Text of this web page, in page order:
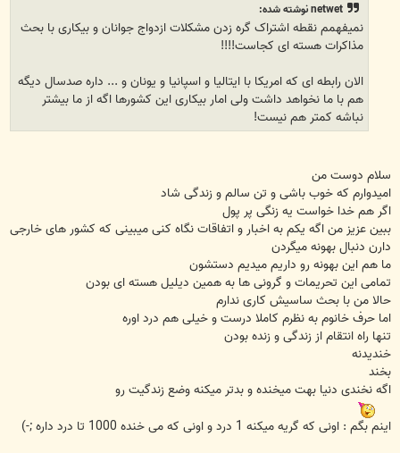
netwet نوشته شده:
نمیفهمم نقطه اشتراک گره زدن مشکلات ازدواج جوانان و بیکاری با بحث
مذاکرات هسته ای کجاست!!!!
الان رابطه ای که امریکا با ایتالیا و اسپانیا و یونان و ... داره صدسال دیگه
هم با ما نخواهد داشت ولی امار بیکاری این کشورها اگه از ما بیشتر
نباشه کمتر هم نیست!
سلام دوست من
امیدوارم که خوب باشی و تن سالم و زندگی شاد
اگر هم خدا خواست یه زنگی پر پول
ببین عزیز من اگه یکم به اخبار و اتفاقات نگاه کنی میبینی که کشور های خارجی
دارن دنبال بهونه میگردن
ما هم این بهونه رو داریم میدیم دستشون
تمامی این تحریمات و گرونی ها به همین دیلیل هسته ای بودن
حالا من با بحث ساسیش کاری ندارم
اما حرف خانوم به نظرم کاملا درست و خیلی هم درد اوره
تنها راه انتقام از زندگی و زنده بودن
خندیدنه
بخند
اگه نخندی دنیا بهت میخنده و بدتر میکنه وضع زندگیت رو
اینم بگم : اونی که گریه میکنه 1 درد و اونی که می خنده 1000 تا درد داره ;-)